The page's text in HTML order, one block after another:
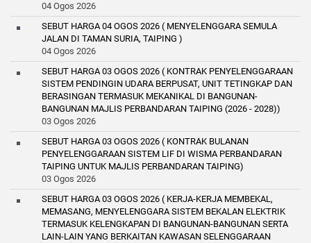
04 Ogos 2026
SEBUT HARGA 04 OGOS 2026 ( MENYELENGGARA SEMULA
JALAN DI TAMAN SURIA, TAIPING )
04 Ogos 2026
SEBUT HARGA 03 OGOS 2026 ( KONTRAK PENYELENGGARAAN
SISTEM PENDINGIN UDARA BERPUSAT, UNIT TETINGKAP DAN
BERASINGAN TERMASUK MEKANIKAL DI BANGUNAN-
BANGUNAN MAJLIS PERBANDARAN TAIPING (2026 - 2028))
03 Ogos 2026
SEBUT HARGA 03 OGOS 2026 ( KONTRAK BULANAN
PENYELENGGARAAN SISTEM LIF DI WISMA PERBANDARAN
TAIPING UNTUK MAJLIS PERBANDARAN TAIPING)
03 Ogos 2026
SEBUT HARGA 03 OGOS 2026 ( KERJA-KERJA MEMBEKAL,
MEMASANG, MENYELENGGARA SISTEM BEKALAN ELEKTRIK
TERMASUK KELENGKAPAN DI BANGUNAN-BANGUNAN SERTA
LAIN-LAIN YANG BERKAITAN KAWASAN SELENGGARAAN